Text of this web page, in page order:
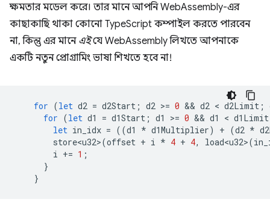
ক্ষমতার মডেল করে। তার মানে আপনি WebAssembly-এর
কাছাকাছি থাকা কোনো TypeScript কম্পাইল করতে পারবেন
না, কিন্তু এর মানে এইযে WebAssembly লিখতে আপনাকে
একটি নতুন প্রোগ্রামিং ভাষা শিখতে হবে না!
for (let d2 = d2Start ; d2 >= 0 && d2 < d2Limit ;
for (let d1 = d1Start ; d1 >= 0 && d1 < d1Limit
let in_idx = ((d1 * d1Multiplier) + (d2 *
store<u32>(offset + i * 4 + 4, load<u32>(
i += 1 ;
}
}